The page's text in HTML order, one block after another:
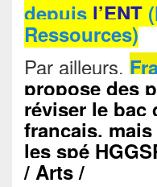
depuis l’ENT
Ressources)
Par ailleurs,
propose des
réviser le bac
français,
les spé
/ Arts /